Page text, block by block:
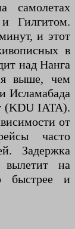
самолетах
Гилгитом.
и этот
в
над Нанга
выше, чем
Исламабада
(KDU IATA).
от
часто
Задержка
на
быстрее и